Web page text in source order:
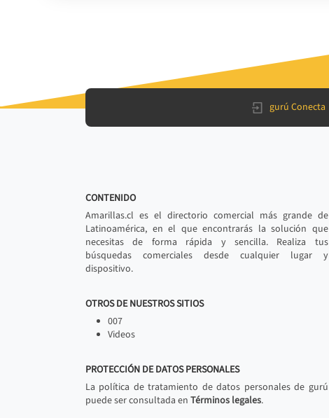
gurú Conecta
CONTENIDO
Amarillas.cl es el directorio comercial más grande de
Latinoamérica, en el que encontrarás la solución que
necesitas de forma rápida y sencilla. Realiza tus
búsquedas comerciales desde cualquier lugar y
dispositivo.
OTROS DE NUESTROS SITIOS
007
Videos
PROTECCIÓN DE DATOS PERSONALES
La política de tratamiento de datos personales de gurú
puede ser consultada en Términos legales.